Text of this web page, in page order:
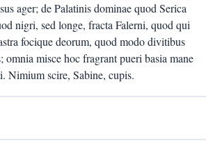
ager; de Palatinis dominae quod Serica
nigri, sed longe, fracta Falerni, quod qui
focique deorum, quod modo divitibus
misce hoc fragrant pueri basia mane
Nimium scire, Sabine, cupis.